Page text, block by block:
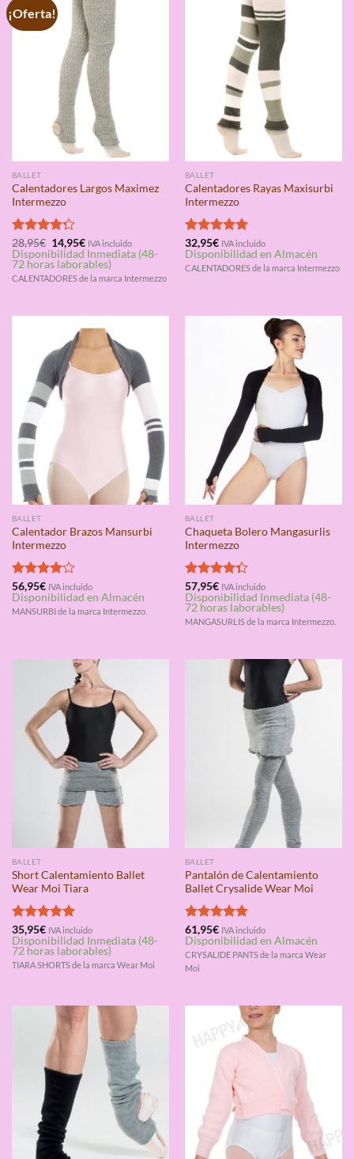
¡Oferta!
BALLET
Calentadores Largos Maximez
Intermezzo
Valorado
con4.25
de 5
28,95€ El
precio
original
era:
28,95€.
14,95€El
precio
actual
es:
14,95€.
IVA incluido
Disponibilidad Inmediata (48-
72 horas laborables)
CALENTADORES de la marca Intermezzo
BALLET
Calentadores Rayas Maxisurbi
Intermezzo
Valorado
con5.00
de 5
32,95€ IVA incluido
Disponibilidad en Almacén
CALENTADORES de la marca Intermezzo
BALLET
Calentador Brazos Mansurbi
Intermezzo
Valorado
con4.00
de 5
56,95€ IVA incluido
Disponibilidad en Almacén
MANSURBI de la marca Intermezzo.
BALLET
Chaqueta Bolero Mangasurlis
Intermezzo
Valorado
con4.33
de 5
57,95€ IVA incluido
Disponibilidad Inmediata (48-
72 horas laborables)
MANGASURLIS de la marca Intermezzo.
BALLET
Short Calentamiento Ballet
Wear Moi Tiara
Valorado
con5.00
de 5
35,95€ IVA incluido
Disponibilidad Inmediata (48-
72 horas laborables)
TIARA SHORTS de la marca Wear Moi
BALLET
Pantalón de Calentamiento
Ballet Crysalide Wear Moi
Valorado
con4.75
de 5
61,95€ IVA incluido
Disponibilidad en Almacén
CRYSALIDE PANTS de la marca Wear
Moi